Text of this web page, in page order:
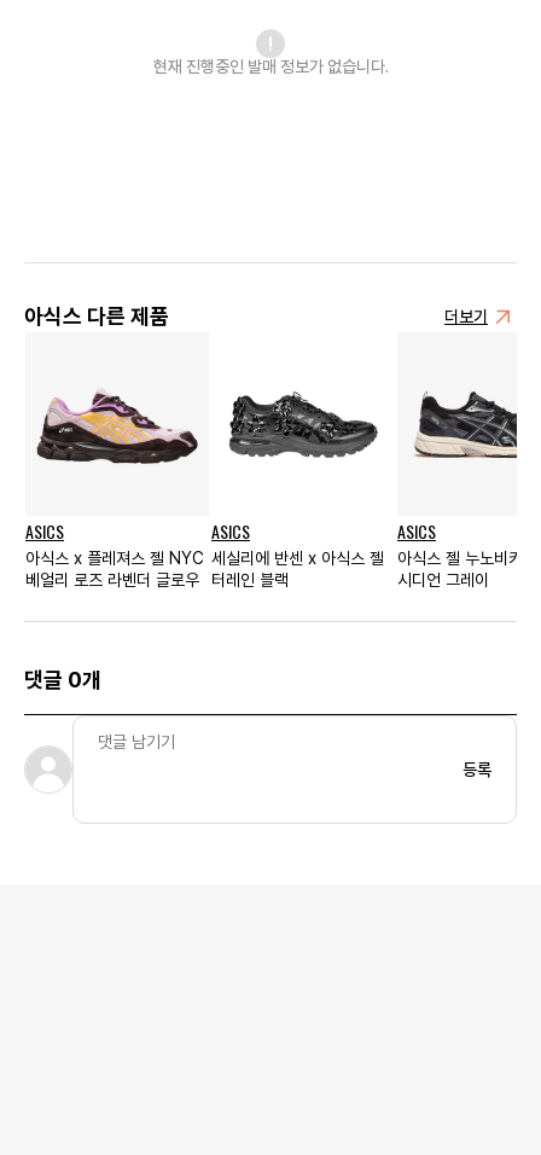
현재 진행중인 발매 정보가 없습니다.
아식스 다른 제품 더보기
ASICS
아식스 x 플레져스 젤 NYC
베얼리 로즈 라벤더 글로우
ASICS
세실리에 반센 x 아식스 젤
터레인 블랙
ASICS
아식스 젤 누노비키
시디언 그레이
댓글 0개
등록